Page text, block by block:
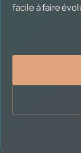
facile à faire